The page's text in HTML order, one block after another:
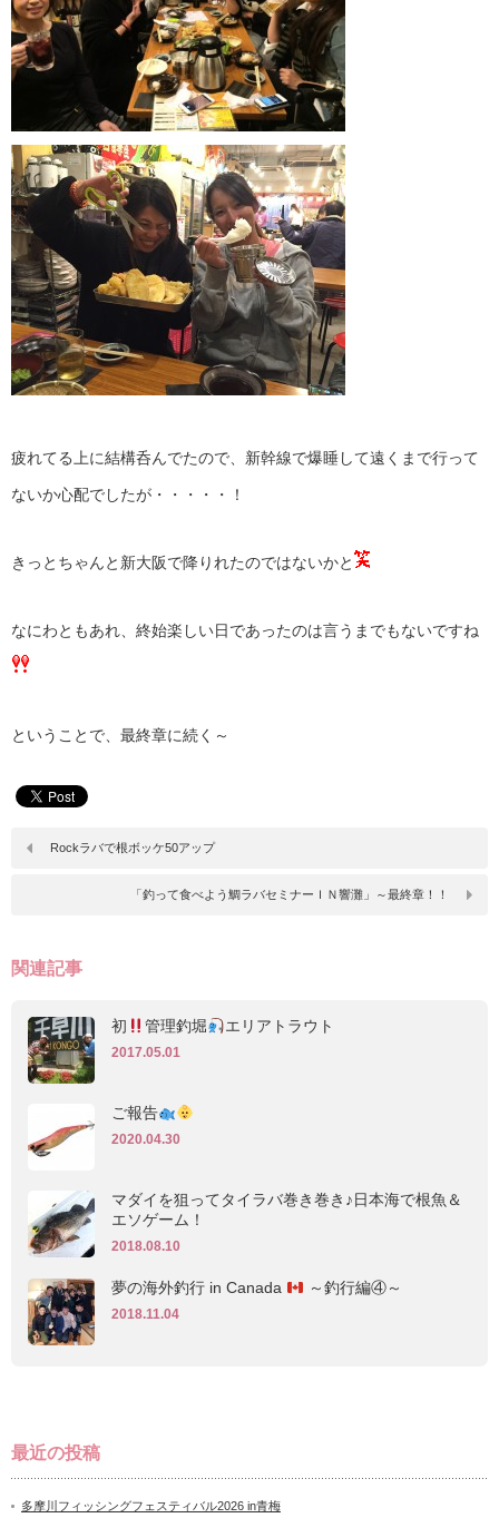
疲れてる上に結構呑んでたので、新幹線で爆睡して遠くまで行って
ないか心配でしたが・・・・・！
きっとちゃんと新大阪で降りれたのではないかと
なにわともあれ、終始楽しい日であったのは言うまでもないですね
ということで、最終章に続く～
Rockラバで根ボッケ50アップ
「釣って食べよう鯛ラバセミナーＩＮ響灘」～最終章！！
関連記事
初 管理釣堀 エリアトラウト
2017.05.01
ご報告
2020.04.30
マダイを狙ってタイラバ巻き巻き♪日本海で根魚＆
エソゲーム！
2018.08.10
夢の海外釣行 in Canada ～釣行編④～
2018.11.04
最近の投稿
多摩川フィッシングフェスティバル2026 in青梅